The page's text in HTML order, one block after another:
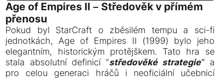
Age of Empires II – Středověk v přímém
přenosu
Pokud byl StarCraft o zběsilém tempu a sci-fi
jednotkách, Age of Empires II (1999) bylo jeho
elegantním, historickým protějškem. Tato hra se
stala absolutní definicí "středověké strategie“ a
pro celou generaci hráčů i neoficiální učebnicí